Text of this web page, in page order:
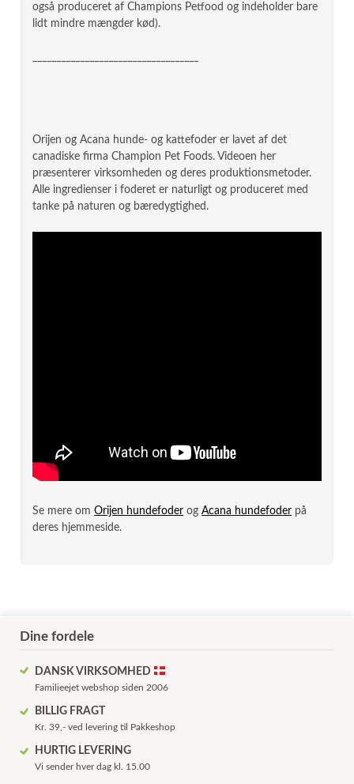
også produceret af Champions Petfood og indeholder bare
lidt mindre mængder kød).
Orijen og Acana hunde- og kattefoder er lavet af det
canadiske firma Champion Pet Foods. Videoen her
præsenterer virksomheden og deres produktionsmetoder.
Alle ingredienser i foderet er naturligt og produceret med
tanke på naturen og bæredygtighed.
Se mere omOrijen hundefoder ogAcana hundefoder på
deres hjemmeside.
Dine fordele
DANSK VIRKSOMHED
Familieejet webshop siden 2006
BILLIG FRAGT
Kr. 39,- ved levering til Pakkeshop
HURTIG LEVERING
Vi sender hver dag kl. 15.00